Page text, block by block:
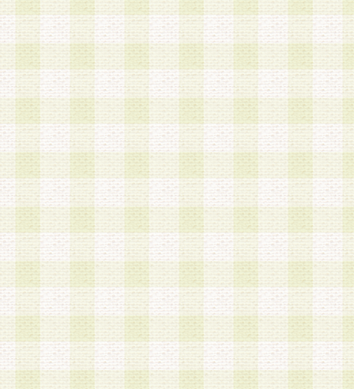
a.既に登録されている会員と同一のメールアドレ
録する場合
b.本サービスと同様のサービスを提供している企
業に従事していると思われる本人またはその家族
場合
c.その他当社が不適切と判断する場合
2.当社は、会員登録希望者を会員として承認する
した 場合、会員登録希望者による会員登録手続
による承認後の場合であっても、会員登録の取り
の抹消を、当社が適切と判 断する方法・手段に
とができるものとします。
3.会員登録希望者が18歳未満、成年被後見人、被
人 である場合は、親権者などの法定代理人の同
録を行うものとします。なお、義務教育学齢に該
者については、登録時に 当社が別途定める方法
権者による承認手続きを行うものとします。
第3条 会員の登録方法